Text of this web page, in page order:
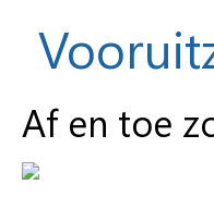
Af en toe